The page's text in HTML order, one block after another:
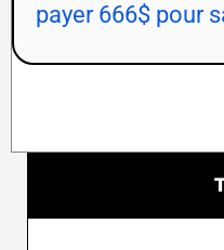
payer 666$ pour